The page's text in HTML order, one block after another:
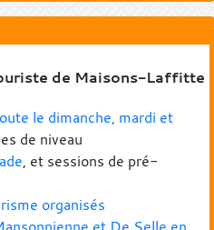
de Maisons-Laffitte
le dimanche, mardi et
de niveau
, et sessions de pré-
organisés